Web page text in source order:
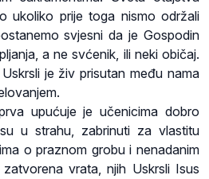
ukoliko prije toga nismo održali
svjesni da je Gospodin
a ne svćenik, ili neki običaj.
je živ prisutan među nama
upućuje je učenicima dobro
u strahu, zabrinuti za vlastitu
o praznom grobu i nenadanim
vrata, njih Uskrsli Isus